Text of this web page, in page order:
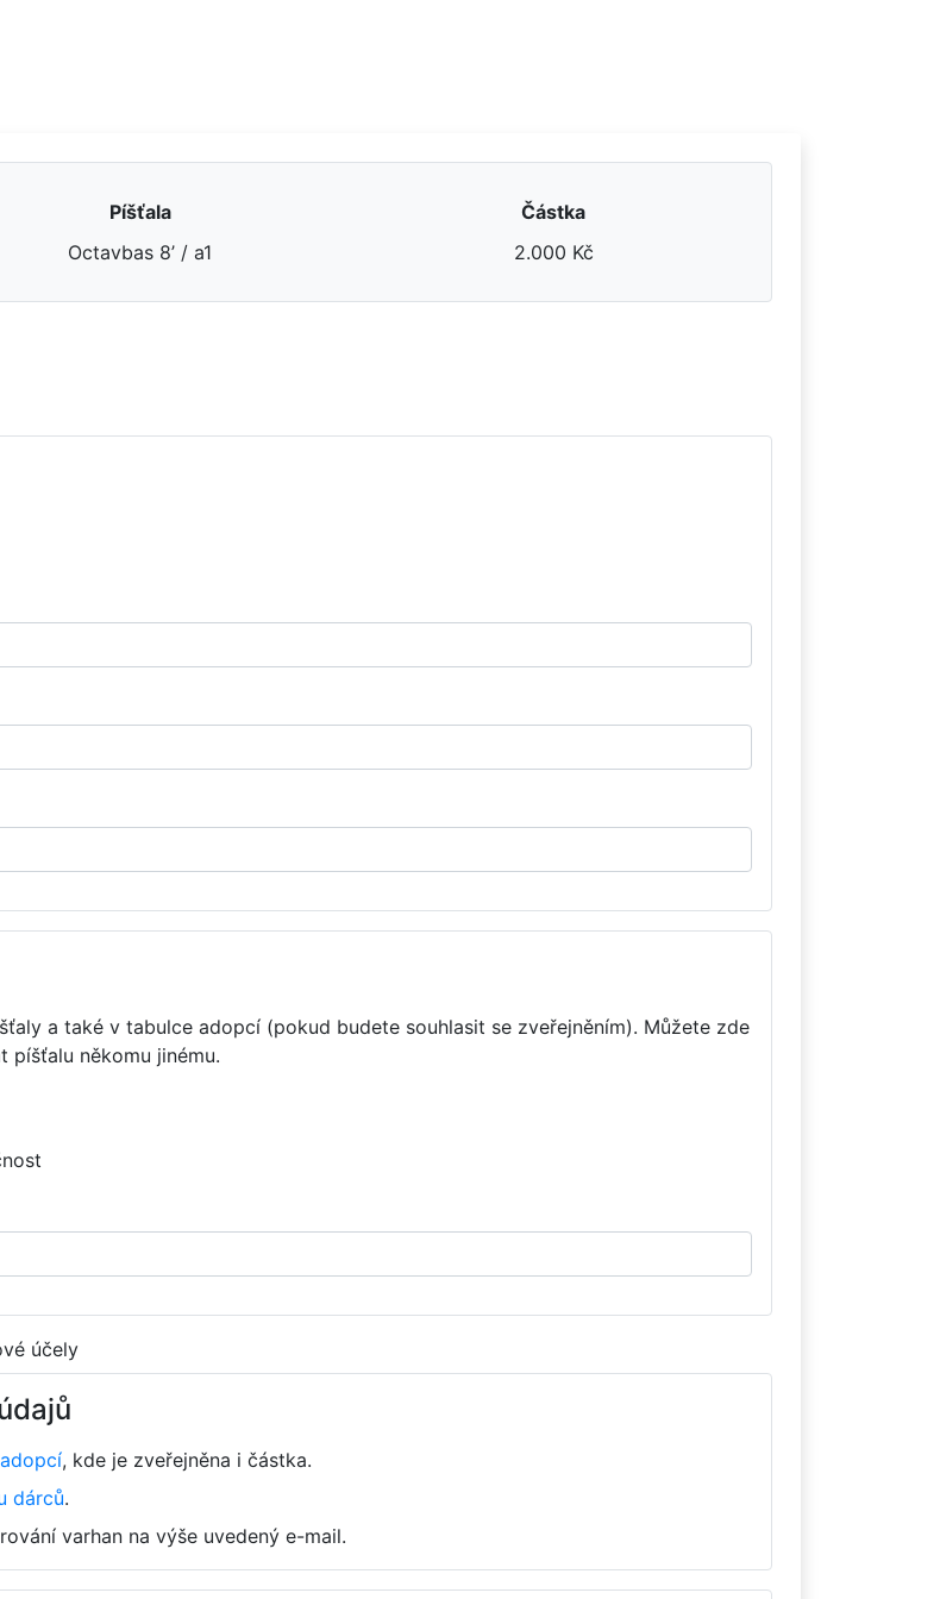
Píšťala
Částka
Octavbas 8’ / a1 2.000 Kč
a také v tabulce adopcí (pokud budete souhlasit se zveřejněním). Můžete zde
někomu jinému.
účely
, kde je zveřejněna i částka.
dárců.
varhan na výše uvedený e-mail.